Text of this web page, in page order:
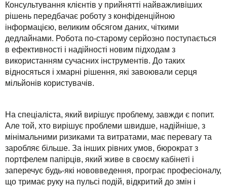
Консультування клієнтів у прийнятті найважливіших
рішень передбачає роботу з конфіденційною
інформацією, великим обсягом даних, чіткими
дедлайнами. Робота по-старому серйозно поступається
в ефективності і надійності новим підходам з
використанням сучасних інструментів. До таких
відносяться і хмарні рішення, які завоювали серця
мільйонів користувачів.
На спеціаліста, який вирішує проблему, завжди є попит.
Але той, хто вирішує проблеми швидше, надійніше, з
мінімальними ризиками та витратами, має перевагу та
заробляє більше. За інших рівних умов, бюрократ з
портфелем папірців, який живе в своєму кабінеті і
заперечує будь-які нововведення, програє професіоналу,
що тримає руку на пульсі подій, відкритий до змін і